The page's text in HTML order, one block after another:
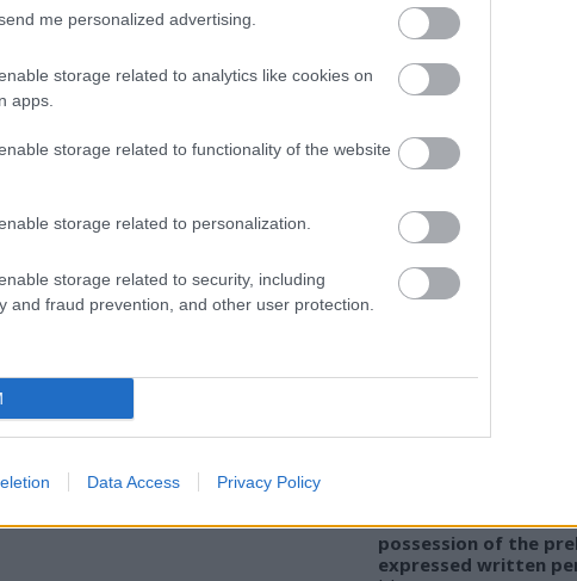
me personalized advertising.
storage related to analytics like cookies on
apps.
storage related to functionality of the website
storage related to personalization.
storage related to security, including
and fraud prevention, and other user protection.
Data Access Privacy Policy
AZ A BIZONYOS
FIGYELEM! Az
előzetes írásbeli
This work
allowed to be used
possession of the
expressed written